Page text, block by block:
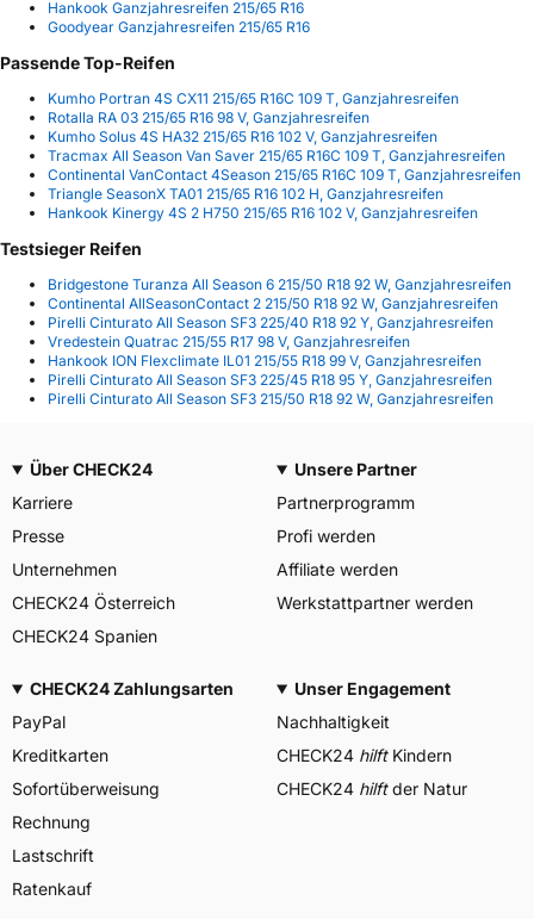
Hankook Ganzjahresreifen 215/65 R16
Goodyear Ganzjahresreifen 215/65 R16
Passende Top-Reifen
Kumho Portran 4S CX11 215/65 R16C 109 T, Ganzjahresreifen
Rotalla RA 03 215/65 R16 98 V, Ganzjahresreifen
Kumho Solus 4S HA32 215/65 R16 102 V, Ganzjahresreifen
Tracmax All Season Van Saver 215/65 R16C 109 T, Ganzjahresreifen
Continental VanContact 4Season 215/65 R16C 109 T, Ganzjahresreifen
Triangle SeasonX TA01 215/65 R16 102 H, Ganzjahresreifen
Hankook Kinergy 4S 2 H750 215/65 R16 102 V, Ganzjahresreifen
Testsieger Reifen
Bridgestone Turanza All Season 6 215/50 R18 92 W, Ganzjahresreifen
Continental AllSeasonContact 2 215/50 R18 92 W, Ganzjahresreifen
Pirelli Cinturato All Season SF3 225/40 R18 92 Y, Ganzjahresreifen
Vredestein Quatrac 215/55 R17 98 V, Ganzjahresreifen
Hankook ION Flexclimate IL01 215/55 R18 99 V, Ganzjahresreifen
Pirelli Cinturato All Season SF3 225/45 R18 95 Y, Ganzjahresreifen
Pirelli Cinturato All Season SF3 215/50 R18 92 W, Ganzjahresreifen
Über CHECK24
Karriere
Presse
Unternehmen
CHECK24 Österreich
CHECK24 Spanien
Unsere Partner
Partnerprogramm
Profi werden
Affiliate werden
Werkstattpartner werden
CHECK24 Zahlungsarten
PayPal
Kreditkarten
Sofortüberweisung
Rechnung
Lastschrift
Ratenkauf
Unser Engagement
Nachhaltigkeit
CHECK24 hilftKindern
CHECK24 hilftder Natur